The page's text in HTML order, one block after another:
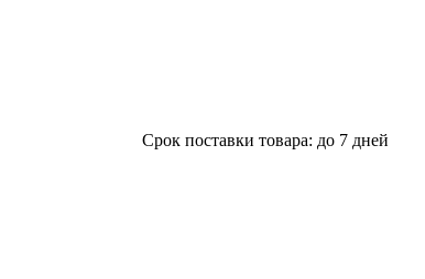
Срок поставки товара: до 7 дней